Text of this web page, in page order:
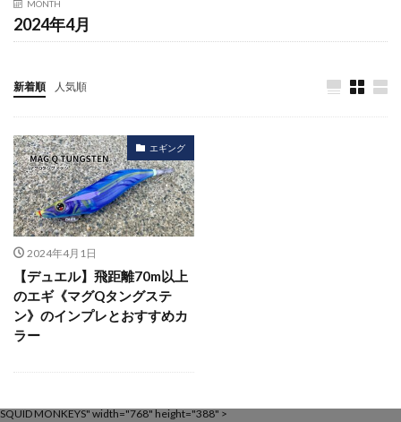
MONTH
2024年4月
新着順 人気順
エギング
2024年4月1日
【デュエル】飛距離70m以上
のエギ《マグQタングステ
ン》のインプレとおすすめカ
ラー
SQUID MONKEYS" width="768" height="388" >